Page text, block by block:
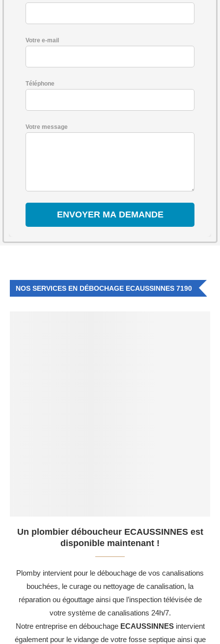
Votre e-mail
Téléphone
Votre message
NOS SERVICES EN DÉBOCHAGE ECAUSSINNES 7190
Un plombier déboucheur ECAUSSINNES est
disponible maintenant !
Plomby intervient pour le débouchage de vos canalisations
bouchées, le curage ou nettoyage de canalisation, la
réparation ou égouttage ainsi que l’inspection télévisée de
votre système de canalisations 24h/7.
Notre entreprise en débouchage ECAUSSINNESintervient
également pour le vidange de votre fosse septique ainsi que